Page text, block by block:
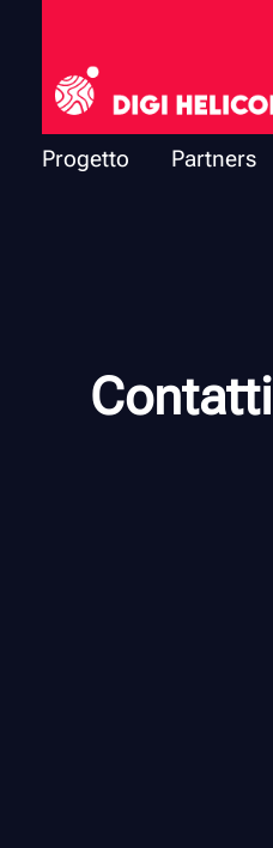
DIGI HELICON
Progetto Partners
Contatti